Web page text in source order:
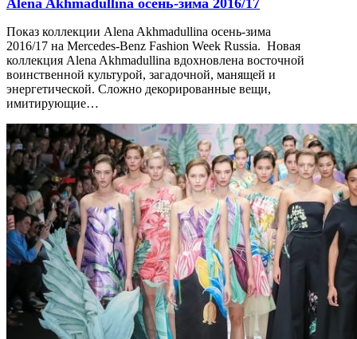
Alena Akhmadullina осень-зима 2016/17
Показ коллекции Alena Akhmadullina осень-зима
2016/17 на Mercedes-Benz Fashion Week Russia. Новая
коллекция Alena Akhmadullina вдохновлена восточной
воинственной культурой, загадочной, манящей и
энергетической. Сложно декорированные вещи,
имитирующие…